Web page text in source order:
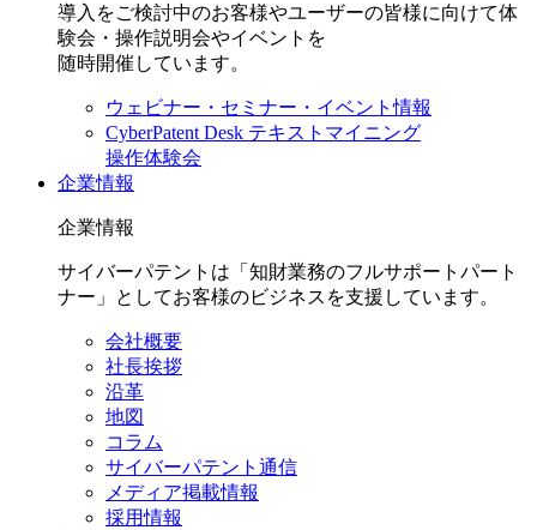
導入をご検討中のお客様やユーザーの皆様に向けて体
験会・操作説明会やイベントを
随時開催しています。
ウェビナー・セミナー・イベント情報
CyberPatent Desk テキストマイニング
操作体験会
企業情報
企業情報
サイバーパテントは「知財業務のフルサポートパート
ナー」としてお客様のビジネスを支援しています。
会社概要
社長挨拶
沿革
地図
コラム
サイバーパテント通信
メディア掲載情報
採用情報